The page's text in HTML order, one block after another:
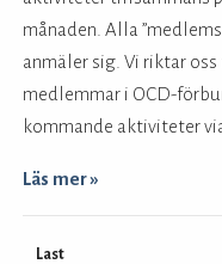
månaden. Alla
anmäler sig. Vi riktar
medlemmar i OCD-
kommande aktiviteter
Läs mer »
Last